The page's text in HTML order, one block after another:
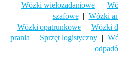
Wózki wielozadaniowe
|
szafowe
| Wózki
Wózki opatrunkowe | Wózki
prania
| Sprzęt logistyczny |